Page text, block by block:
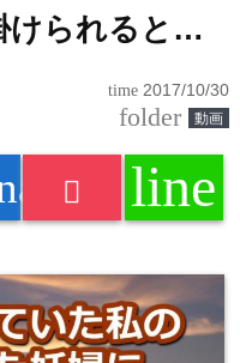
けられると…
time 2017/10/30
folder 動画
line